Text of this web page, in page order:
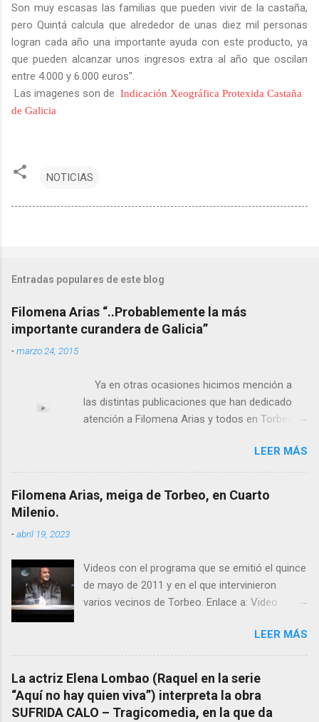
Son muy escasas las familias que pueden vivir de la castaña,
pero Quintá calcula que alrededor de unas diez mil personas
logran cada año una importante ayuda con este producto, ya
que pueden alcanzar unos ingresos extra al año que oscilan
entre 4.000 y 6.000 euros".
Las imagenes son de Indicación Xeográfica Protexida Castaña
de Galicia
NOTICIAS
Entradas populares de este blog
Filomena Arias “..Probablemente la más
importante curandera de Galicia”
-marzo 24, 2015
Ya en otras ocasiones hicimos mención a
las distintas publicaciones que han dedicado
atención a Filomena Arias y todos en Torbeo
el pasado siglo tuvo esta “curandeira” por sus
“obras y milagros”, pero también como
excelente difusora del nombre de nuestro
pueblo, no en vano es reconocida por muchos
mención a ANTON PATIÑO REGUEIRA (ya
fallecido) cuyo empeño por estudiar y dar a
conocer a esta “sabia” y por ende a Torbeo no
También reproducimos integro el articulo que
en el año 2000 publico Ángel Arnaiz recogiendo
información de primera mano que le
suministraron David (nieto de Filomena) y
algunos vecinos mas del pueblo.
LEER MÁS
Filomena Arias, meiga de Torbeo, en Cuarto
Milenio.
-abril 19, 2023
Videos con el programa que se emitió el quince
de mayo de 2011 y en el que intervinieron
varios vecinos de Torbeo. Enlace a: Video
completo emitido en CUARTO MILENIO En
Facebook otra copia con mejor resolución:
Facebook CUARTO MILENIO - Filomena Arias.
LEER MÁS
La actriz Elena Lombao (Raquel en la serie
“Aquí no hay quien viva”) interpreta la obra
SUFRIDA CALO – Tragicomedia, en la que da